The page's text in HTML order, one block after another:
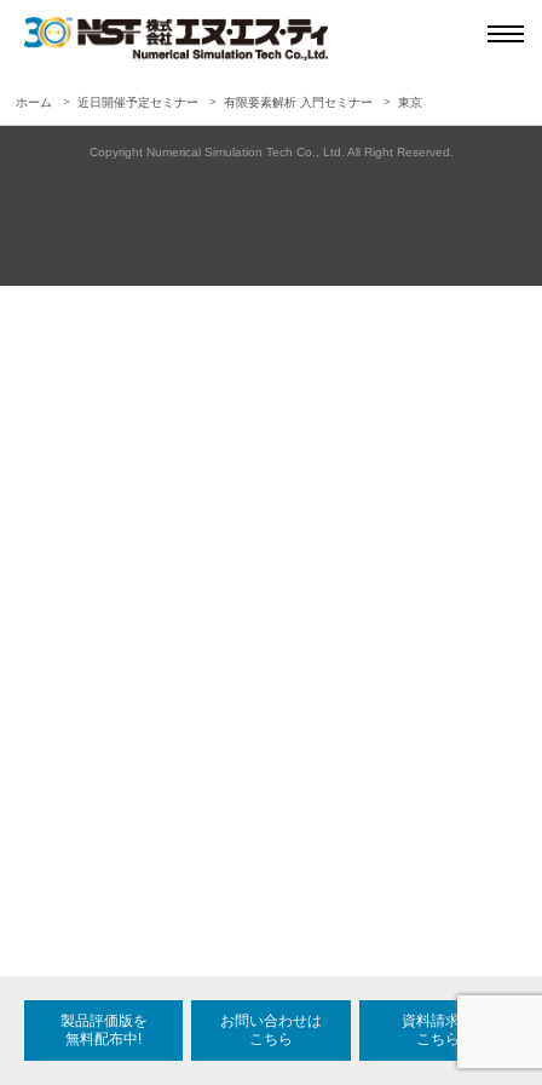
ホーム 近日開催予定セミナー 有限要素解析 入門セミナー 東京
Copyright Numerical Simulation Tech Co., Ltd. All Right Reserved.
製品評価版を
無料配布中!
お問い合わせは
こちら
資料請求は
こちら